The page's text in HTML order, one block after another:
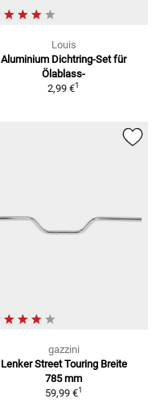
Louis
Aluminium Dichtring-Set für
Ölablass-
2,99 €1
gazzini
Lenker Street Touring Breite
785 mm
59,99 €1